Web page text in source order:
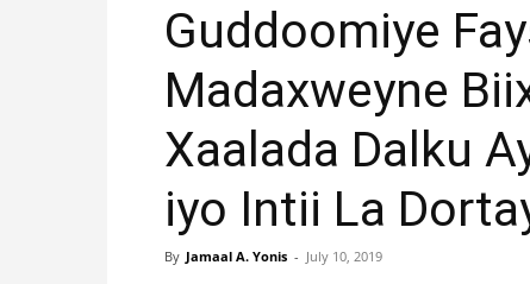
Guddoomiye
Madaxweyne
Xaalada Dalku
iyo Intii La
By Jamaal A. Yonis - July 10, 2019